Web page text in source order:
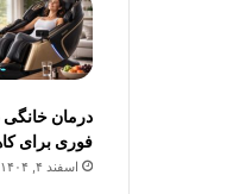
فوری برای
اسفند ۴, ۱۴۰۴